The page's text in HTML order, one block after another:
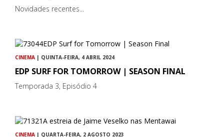
Novidades recentes...
CINEMA | QUINTA-FEIRA, 4 ABRIL 2024
EDP SURF FOR TOMORROW | SEASON FINAL
Temporada 3, Episódio 4
CINEMA | QUARTA-FEIRA, 2 AGOSTO 2023